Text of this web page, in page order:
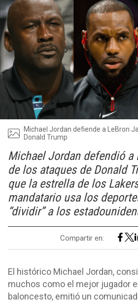
Michael Jordan defiende a LeBron
Donald Trump
Michael Jordan defendió a
de los ataques de Donald
que la estrella de los
mandatario usa los
“dividir” a los
Compartir en:
El histórico Michael Jordan,
muchos como el mejor jugador
baloncesto, emitió un